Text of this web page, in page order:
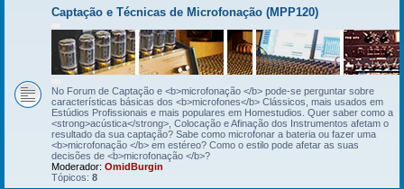
Captação e Técnicas de Microfonação (MPP120)
No Forum de Captação e <b>microfonação </b> pode-se perguntar sobre
características básicas dos <b>microfones</b> Clássicos, mais usados em
Estúdios Profissionais e mais populares em Homestudios. Quer saber como a
<strong>acústica</strong>, Colocação e Afinação dos Instrumentos afetam o
resultado da sua captação? Sabe como microfonar a bateria ou fazer uma
<b>microfonação </b> em estéreo? Como o estilo pode afetar as suas
decisões de <b>microfonação </b>?
Moderador: OmidBurgin
Tópicos: 8